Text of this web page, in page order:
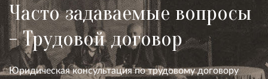
Часто задаваемые вопросы
- Трудовой договор
Юридическая консультация по трудовому договору